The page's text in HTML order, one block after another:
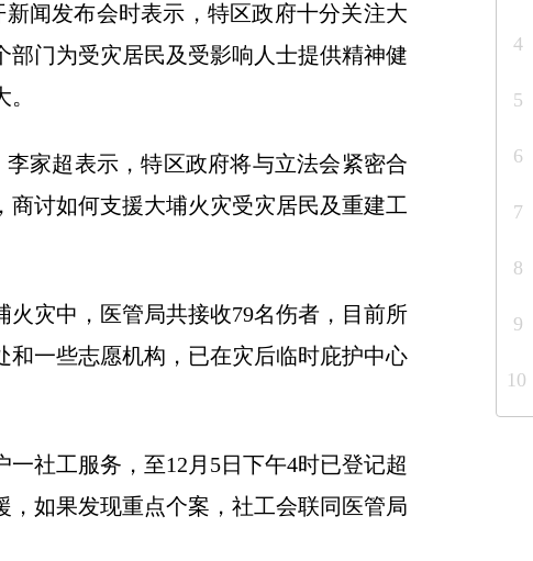
闻发布会时表示，特区政府十分关注大
门为受灾居民及受影响人士提供精神健
家超表示，特区政府将与立法会紧密合
讨如何支援大埔火灾受灾居民及重建工
灾中，医管局共接收79名伤者，目前所
一些志愿机构，已在灾后临时庇护中心
社工服务，至12月5日下午4时已登记超
如果发现重点个案，社工会联同医管局
4
5
6
7
8
9
10